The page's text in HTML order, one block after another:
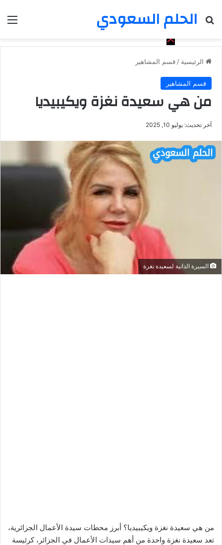
الحلم السعودي
بحث عن
الرئيسية / قسم المشاهير
قسم المشاهير
من هي سعيدة نغزة ويكيبيديا
آخر تحديث: يوليو 10, 2025
السيرة الذاتية لسعيدة نغزة
من هي سعيدة نغزة ويكيبيديا؟ أبرز محطات سيدة الأعمال الجزائرية،
تعد سعيدة نغزة واحدة من أهم سيدات الأعمال في الجزائر، كرئيسة